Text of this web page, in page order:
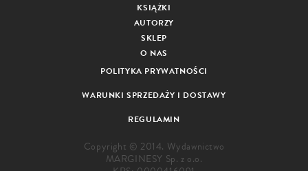
KSIĄŻKI
AUTORZY
SKLEP
O NAS
POLITYKA PRYWATNOŚCI
WARUNKI SPRZEDAŻY I DOSTAWY
REGULAMIN
Copyright © 2014. Wydawnictwo
MARGINESY Sp. z o.o.